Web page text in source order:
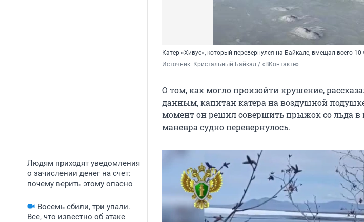
Людям приходят уведомления
о зачислении денег на счет:
почему верить этому опасно
Восемь сбили, три упали.
Все, что известно об атаке
Катер «Хивус», который перевернулся на Байкале, вмещал всего 10
Источник: Кристальный Байкал / «ВКонтакте»
О том, как могло произойти крушение,
данным, капитан катера на воздушной
момент он решил совершить прыжок со льда в
маневра судно перевернулось.